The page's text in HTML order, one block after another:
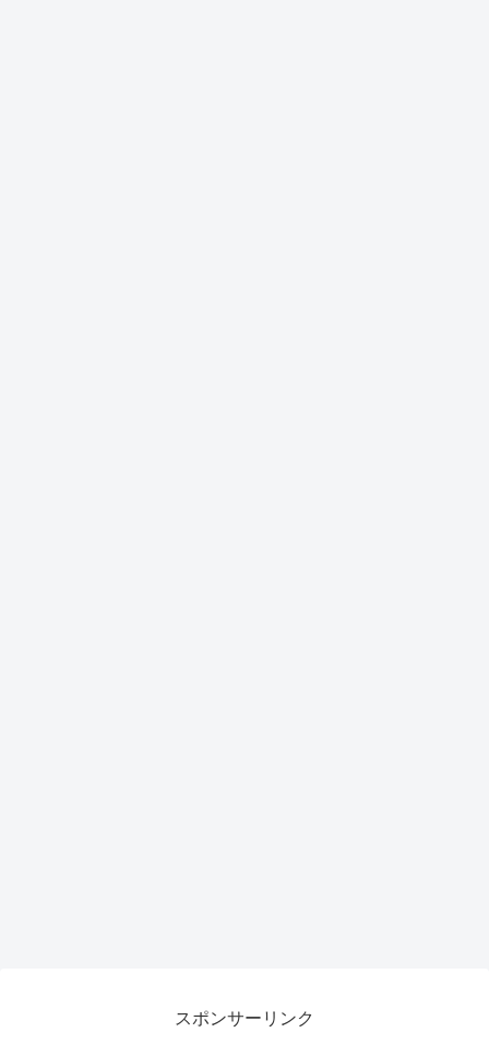
スポンサーリンク